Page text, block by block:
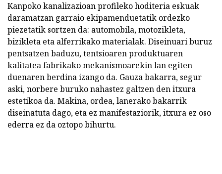
Kanpoko kanalizazioan profileko hoditeria eskuak
daramatzan garraio ekipamenduetatik ordezko
piezetatik sortzen da: automobila, motozikleta,
bizikleta eta alferrikako materialak. Diseinuari buruz
pentsatzen baduzu, tentsioaren produktuaren
kalitatea fabrikako mekanismoarekin lan egiten
duenaren berdina izango da. Gauza bakarra, segur
aski, norbere buruko nahastez galtzen den itxura
estetikoa da. Makina, ordea, lanerako bakarrik
diseinatuta dago, eta ez manifestaziorik, itxura ez oso
ederra ez da oztopo bihurtu.